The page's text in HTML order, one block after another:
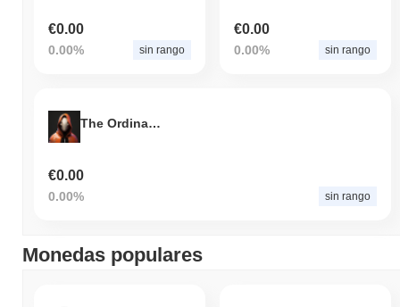
€0.00
0.00% sin rango
€0.00
0.00% sin rango
The Ordinals Council
€0.00
0.00% sin rango
Monedas populares